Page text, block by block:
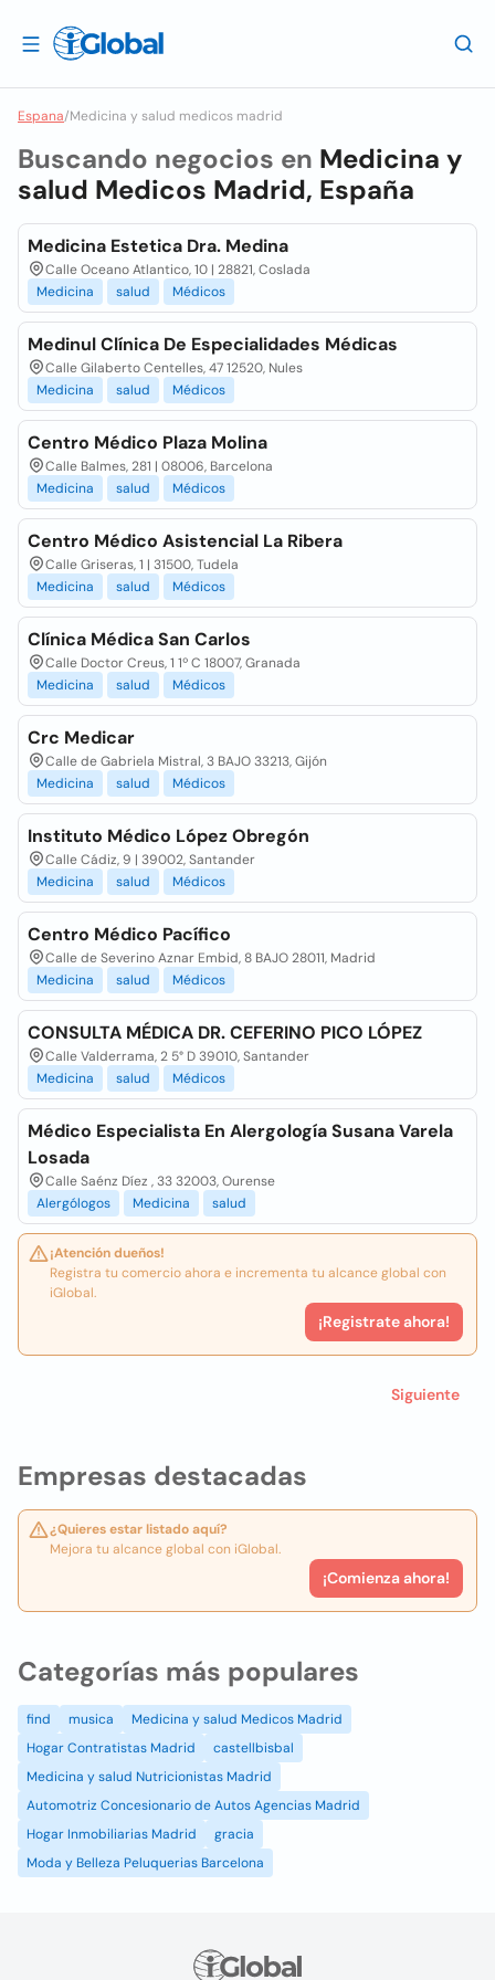
Espana/Medicina y salud medicos madrid
Empresas destacadas
¿Quieres estar listado aquí?
Mejora tu alcance global con iGlobal.
¡Comienza ahora!
Buscando negocios en Medicina y
salud Medicos Madrid, España
Medicina Estetica Dra. Medina
Calle Oceano Atlantico, 10 | 28821, Coslada
Medicina
salud Médicos
Medinul Clínica De Especialidades Médicas
Calle Gilaberto Centelles, 47 12520, Nules
Medicina
salud Médicos
Centro Médico Plaza Molina
Calle Balmes, 281 | 08006, Barcelona
Medicina
salud Médicos
Centro Médico Asistencial La Ribera
Calle Griseras, 1 | 31500, Tudela
Medicina
salud Médicos
Clínica Médica San Carlos
Calle Doctor Creus, 1 1º C 18007, Granada
Medicina
salud Médicos
Crc Medicar
Calle de Gabriela Mistral, 3 BAJO 33213, Gijón
Medicina
salud Médicos
Instituto Médico López Obregón
Calle Cádiz, 9 | 39002, Santander
Medicina
salud Médicos
Centro Médico Pacífico
Calle de Severino Aznar Embid, 8 BAJO 28011, Madrid
Medicina
salud Médicos
CONSULTA MÉDICA DR. CEFERINO PICO LÓPEZ
Calle Valderrama, 2 5° D 39010, Santander
Medicina
salud Médicos
Médico Especialista En Alergología Susana Varela
Losada
Calle Saénz Díez , 33 32003, Ourense
Alergólogos
Medicina salud
¡Atención dueños!
Registra tu comercio ahora e incrementa tu alcance global con
iGlobal.
¡Registrate ahora!
Siguiente
Categorías más populares
find musica
Medicina y salud Medicos Madrid
Hogar Contratistas Madrid
castellbisbal
Medicina y salud Nutricionistas Madrid
Automotriz Concesionario de Autos Agencias Madrid
Hogar Inmobiliarias Madrid
gracia
Moda y Belleza Peluquerias Barcelona